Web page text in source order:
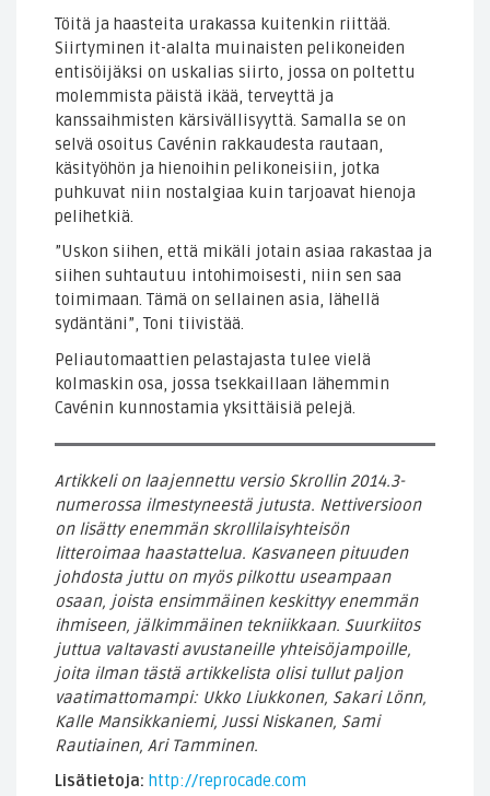
Töitä ja haasteita urakassa kuitenkin riittää.
Siirtyminen it-alalta muinaisten pelikoneiden
entisöijäksi on uskalias siirto, jossa on poltettu
molemmista päistä ikää, terveyttä ja
kanssaihmisten kärsivällisyyttä. Samalla se on
selvä osoitus Cavénin rakkaudesta rautaan,
käsityöhön ja hienoihin pelikoneisiin, jotka
puhkuvat niin nostalgiaa kuin tarjoavat hienoja
pelihetkiä.
”Uskon siihen, että mikäli jotain asiaa rakastaa ja
siihen suhtautuu intohimoisesti, niin sen saa
toimimaan. Tämä on sellainen asia, lähellä
sydäntäni”, Toni tiivistää.
Peliautomaattien pelastajasta tulee vielä
kolmaskin osa, jossa tsekkaillaan lähemmin
Cavénin kunnostamia yksittäisiä pelejä.
Artikkeli on laajennettu versio Skrollin 2014.3-
numerossa ilmestyneestä jutusta. Nettiversioon
on lisätty enemmän skrollilaisyhteisön
litteroimaa haastattelua. Kasvaneen pituuden
johdosta juttu on myös pilkottu useampaan
osaan, joista ensimmäinen keskittyy enemmän
ihmiseen, jälkimmäinen tekniikkaan. Suurkiitos
juttua valtavasti avustaneille yhteisöjampoille,
joita ilman tästä artikkelista olisi tullut paljon
vaatimattomampi: Ukko Liukkonen, Sakari Lönn,
Kalle Mansikkaniemi, Jussi Niskanen, Sami
Rautiainen, Ari Tamminen.
Lisätietoja: http://reprocade.com